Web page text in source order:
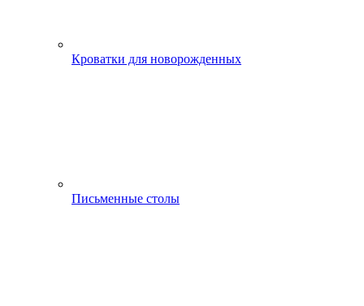
Кроватки для новорожденных
Письменные столы